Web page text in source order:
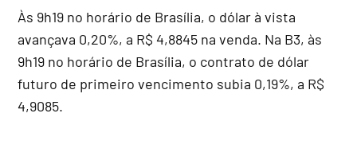
Às 9h19 no horário de Brasília, o dólar à vista
avançava 0,20%, a R$ 4,8845 na venda. Na B3, às
9h19 no horário de Brasília, o contrato de dólar
futuro de primeiro vencimento subia 0,19%, a R$
4,9085.